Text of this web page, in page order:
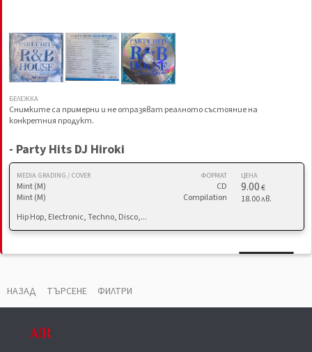
БЕЛЕЖКА
Снимките са примерни и не отразяват реалното състояние на
конкретния продукт.
- Party Hits DJ Hiroki
MEDIA GRADING / COVER
Mint (M)
Mint (M)
ФОРМАТ
CD
Compilation
ЦЕНА
9.00€
18.00 лв.
Hip Hop, Electronic, Techno, Disco,...
НАЗАД ТЪРСЕНЕ ФИЛТРИ